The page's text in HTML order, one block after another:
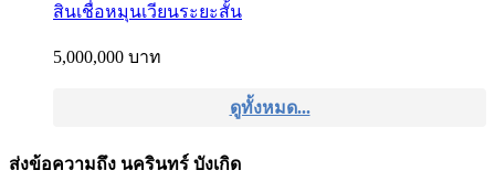
สินเชื่อหมุนเวียนระยะสั้น
5,000,000 บาท
ดูทั้งหมด...
ส่งข้อความถึง นครินทร์ บังเกิด